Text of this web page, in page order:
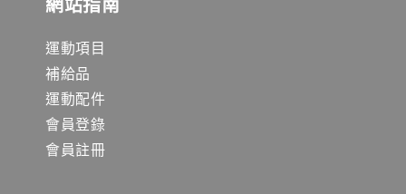
運動項目
補給品
運動配件
會員登錄
會員註冊